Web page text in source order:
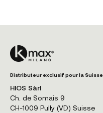
Distributeur exclusif pour la Suisse
HIOS Sàrl
Ch. de Somais 9
CH-1009 Pully (VD) Suisse